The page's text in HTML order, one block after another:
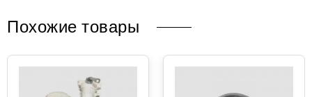
Похожие товары